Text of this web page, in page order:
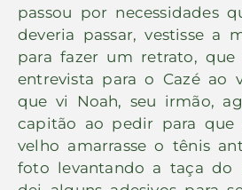
passou por necessidades
deveria passar, vestisse a
para fazer um retrato,
entrevista para o Cazé ao
que vi Noah, seu irmão,
capitão ao pedir para que
velho amarrasse o tênis
foto levantando a taça do